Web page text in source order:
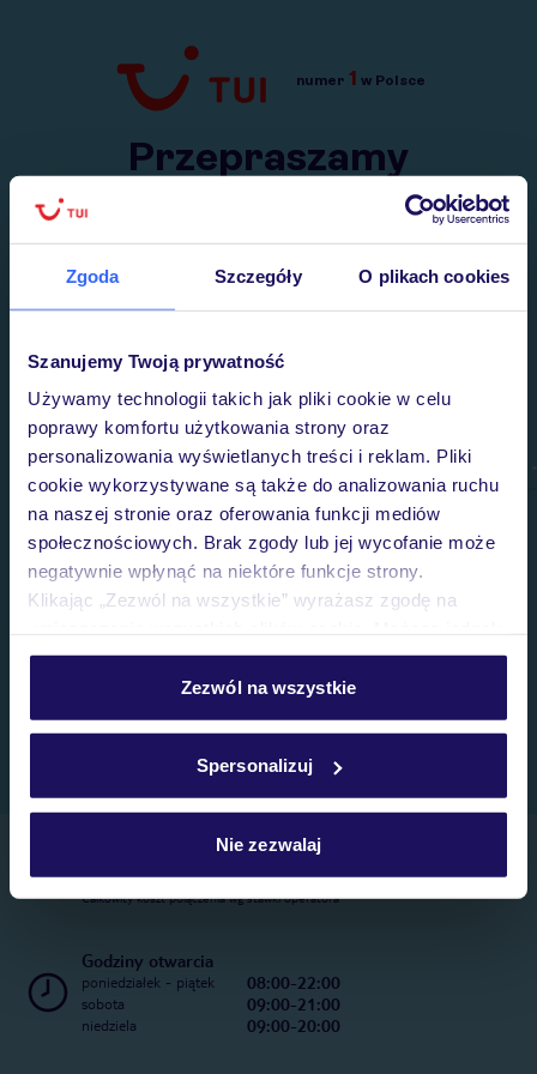
Zgoda Szczegóły O plikach cookies
Szanujemy Twoją prywatność
Używamy technologii takich jak pliki cookie w celu
poprawy komfortu użytkowania strony oraz
personalizowania wyświetlanych treści i reklam. Pliki
cookie wykorzystywane są także do analizowania ruchu
na naszej stronie oraz oferowania funkcji mediów
społecznościowych. Brak zgody lub jej wycofanie może
negatywnie wpłynąć na niektóre funkcje strony.
Klikając „Zezwól na wszystkie” wyrażasz zgodę na
personalizować swój wybór wchodząc w zakładkę
Szczegółowe informacje o plikach cookie znajdziesz
Zezwól na wszystkie
Spersonalizuj
Nie zezwalaj
Przejdź do TUI.pl
numer 1 w Polsce
Przepraszamy
Wysłaliśmy nasz serwis na krótkie wakacje.
Telefoniczne Centrum Rezerwacji
22 270 31 20
Całkowity koszt połączenia wg stawki operatora
Godziny otwarcia
poniedziałek - piątek 08:00-22:00
sobota 09:00-21:00
niedziela 09:00-20:00